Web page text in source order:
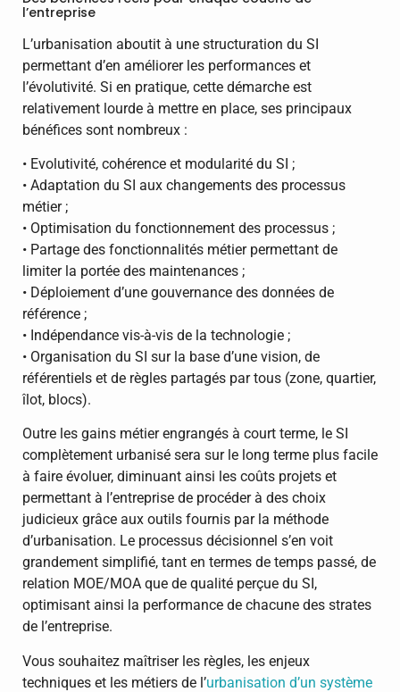
l’entreprise
L’urbanisation aboutit à une structuration du SI
permettant d’en améliorer les performances et
l’évolutivité. Si en pratique, cette démarche est
relativement lourde à mettre en place, ses principaux
bénéfices sont nombreux :
• Evolutivité, cohérence et modularité du SI ;
• Adaptation du SI aux changements des processus
métier ;
• Optimisation du fonctionnement des processus ;
• Partage des fonctionnalités métier permettant de
limiter la portée des maintenances ;
• Déploiement d’une gouvernance des données de
référence ;
• Indépendance vis-à-vis de la technologie ;
• Organisation du SI sur la base d’une vision, de
référentiels et de règles partagés par tous (zone, quartier,
îlot, blocs).
Outre les gains métier engrangés à court terme, le SI
complètement urbanisé sera sur le long terme plus facile
à faire évoluer, diminuant ainsi les coûts projets et
permettant à l’entreprise de procéder à des choix
judicieux grâce aux outils fournis par la méthode
d’urbanisation. Le processus décisionnel s’en voit
grandement simplifié, tant en termes de temps passé, de
relation MOE/MOA que de qualité perçue du SI,
optimisant ainsi la performance de chacune des strates
de l’entreprise.
Vous souhaitez maîtriser les règles, les enjeux
techniques et les métiers de l’urbanisation d’un système